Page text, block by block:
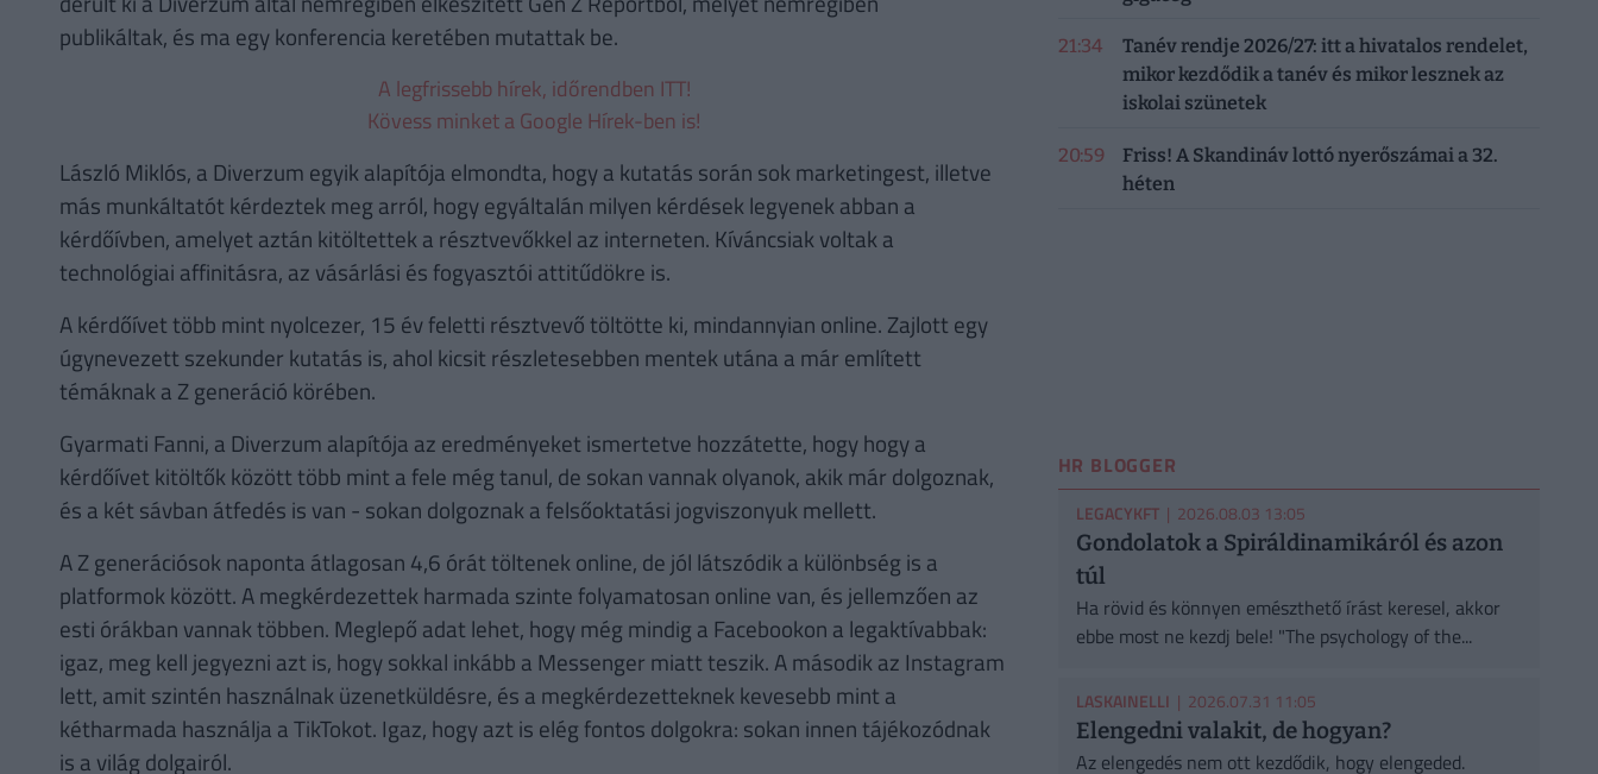
publikáltak, és ma egy konferencia keretében mutattak be.
A legfrissebb hírek, időrendben ITT!
Kövess minket a Google Hírek-ben is!
László Miklós, a Diverzum egyik alapítója elmondta, hogy a kutatás során sok marketingest, illetve
más munkáltatót kérdeztek meg arról, hogy egyáltalán milyen kérdések legyenek abban a
kérdőívben, amelyet aztán kitöltettek a résztvevőkkel az interneten. Kíváncsiak voltak a
technológiai affinitásra, az vásárlási és fogyasztói attitűdökre is.
A kérdőívet több mint nyolcezer, 15 év feletti résztvevő töltötte ki, mindannyian online. Zajlott egy
úgynevezett szekunder kutatás is, ahol kicsit részletesebben mentek utána a már említett
témáknak a Z generáció körében.
Gyarmati Fanni, a Diverzum alapítója az eredményeket ismertetve hozzátette, hogy hogy a
kérdőívet kitöltők között több mint a fele még tanul, de sokan vannak olyanok, akik már dolgoznak,
és a két sávban átfedés is van - sokan dolgoznak a felsőoktatási jogviszonyuk mellett.
A Z generációsok naponta átlagosan 4,6 órát töltenek online, de jól látszódik a különbség is a
platformok között. A megkérdezettek harmada szinte folyamatosan online van, és jellemzően az
esti órákban vannak többen. Meglepő adat lehet, hogy még mindig a Facebookon a legaktívabbak:
igaz, meg kell jegyezni azt is, hogy sokkal inkább a Messenger miatt teszik. A második az Instagram
lett, amit szintén használnak üzenetküldésre, és a megkérdezetteknek kevesebb mint a
kétharmada használja a TikTokot. Igaz, hogy azt is elég fontos dolgokra: sokan innen tájékozódnak
is a világ dolgairól.
21:34
Tanév rendje 2026/27: itt a hivatalos rendelet,
mikor kezdődik a tanév és mikor lesznek az
iskolai szünetek
20:59
Friss! A Skandináv lottó nyerőszámai a 32.
héten
HR BLOGGER
LEGACYKFT| 2026.08.03 13:05
Gondolatok a Spiráldinamikáról és azon
túl
Ha rövid és könnyen emészthető írást keresel, akkor
ebbe most ne kezdj bele! "The psychology of the...
LASKAINELLI | 2026.07.31 11:05
Elengedni valakit, de hogyan?
Az elengedés nem ott kezdődik, hogy elengeded.